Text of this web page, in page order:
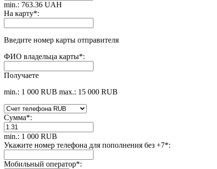
min.: 763.36 UAH
На карту*:
Введите номер карты отправителя
ФИО владельца карты*:
Получаете
min.: 1 000 RUB max.: 15 000 RUB
Сумма*:
min.: 1 000 RUB
Укажите номер телефона для пополнения без +7*:
Мобильный оператор*: